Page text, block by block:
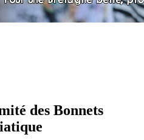
des Bonnets